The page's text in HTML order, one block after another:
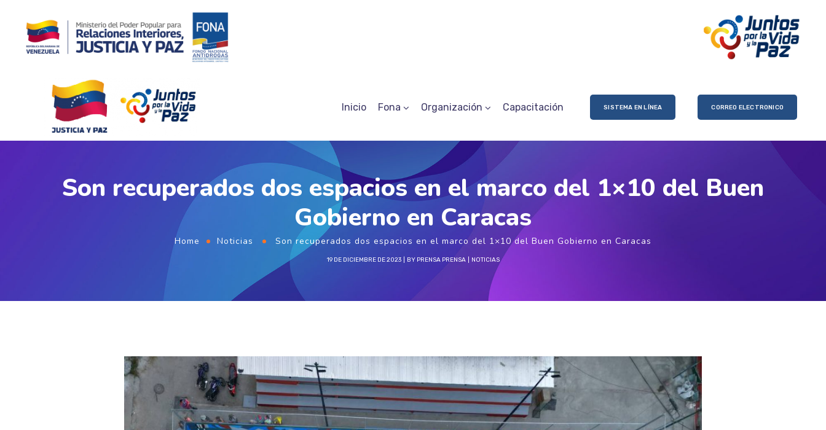
Inicio Fona Organización Capacitación SISTEMA EN LÍNEA CORREO ELECTRONICO
Son recuperados dos espacios en el marco del 1×10 del Buen
Gobierno en Caracas
Home Noticias Son recuperados dos espacios en el marco del 1×10 del Buen Gobierno en Caracas
19 DE DICIEMBRE DE 2023 BY PRENSA PRENSA NOTICIAS